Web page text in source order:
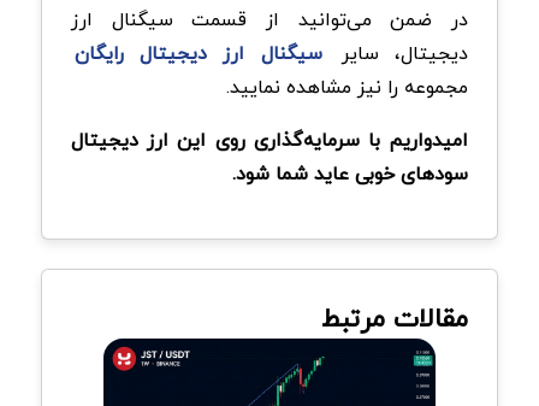
در ضمن می‌توانید از قسمت سیگنال ارز
دیجیتال، سایر
سیگنال‌ ارز دیجیتال رایگان
مجموعه را نیز مشاهده نمایید.
امیدواریم با سرمایه‌گذاری روی این ارز دیجیتال
سودهای خوبی عاید شما شود.
مقالات مرتبط